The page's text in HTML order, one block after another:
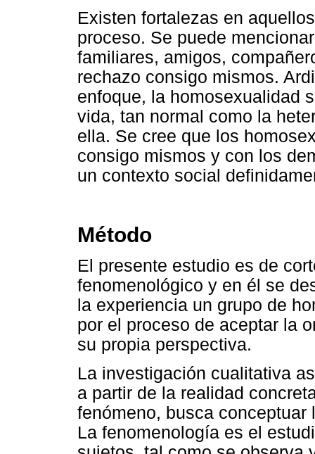
Existen fortalezas en
proceso. Se puede
familiares, amigos,
rechazo consigo mismos.
enfoque, la homosexualidad
vida, tan normal como la
ella. Se cree que los
consigo mismos y con los
un contexto social
Método
El presente estudio es de
fenomenológico y en él se
la experiencia un grupo de
por el proceso de aceptar la
su propia perspectiva.
La investigación cualitativa
a partir de la realidad
fenómeno, busca
La fenomenología es el